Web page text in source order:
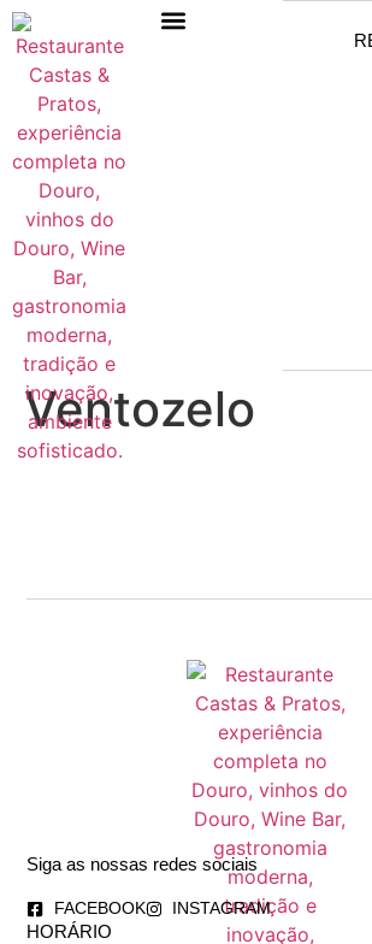
Ventozelo
Siga as nossas redes sociais
FACEBOOK INSTAGRAM
HORÁRIO